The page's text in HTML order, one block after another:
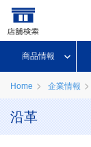
商品情報
Home 企業情報
沿革